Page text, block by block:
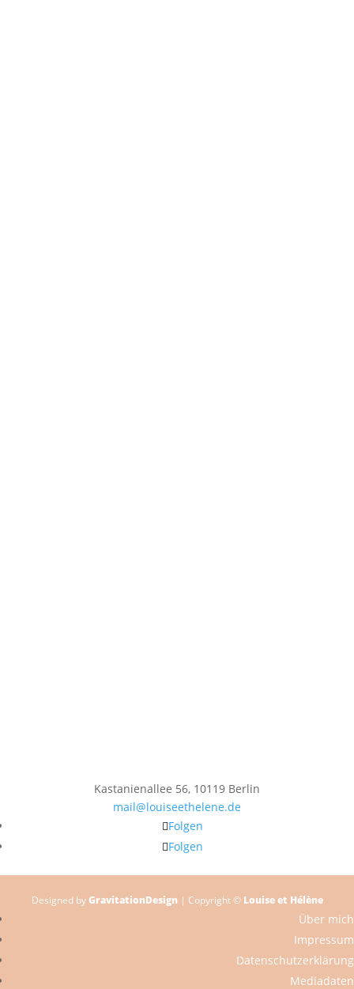
Kastanienallee 56, 10119 Berlin
mail@louiseethelene.de
Folgen
Folgen
Designed byGravitationDesign | Copyright © Louise et Hélène
Über mich
Impressum
Datenschutzerklärung
Mediadaten